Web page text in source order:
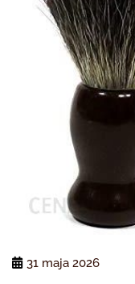
31 maja 2026